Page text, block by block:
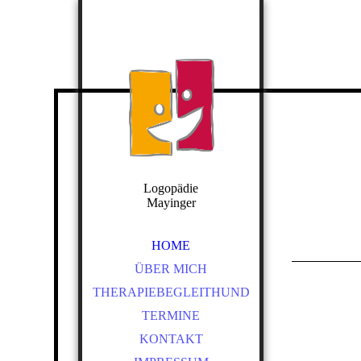
Logopädie
Mayinger
HOME
ÜBER MICH
THERAPIEBEGLEITHUND
TERMINE
KONTAKT